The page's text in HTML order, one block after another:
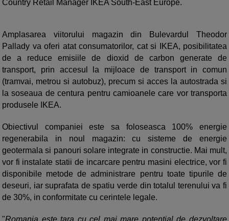
Country Retail Manager IKEA South-East Europe.
Amplasarea viitorului magazin din Bulevardul Theodor
Pallady va oferi atat consumatorilor, cat si IKEA, posibilitatea
de a reduce emisiile de dioxid de carbon generate de
transport, prin accesul la mijloace de transport in comun
(tramvai, metrou si autobuz), precum si acces la autostrada si
la soseaua de centura pentru camioanele care vor transporta
produsele IKEA.
Obiectivul companiei este sa foloseasca 100% energie
regenerabila in noul magazin: cu sisteme de energie
geotermala si panouri solare integrate in constructie. Mai mult,
vor fi instalate statii de incarcare pentru masini electrice, vor fi
disponibile metode de administrare pentru toate tipurile de
deseuri, iar suprafata de spatiu verde din totalul terenului va fi
de 30%, in conformitate cu cerintele legale.